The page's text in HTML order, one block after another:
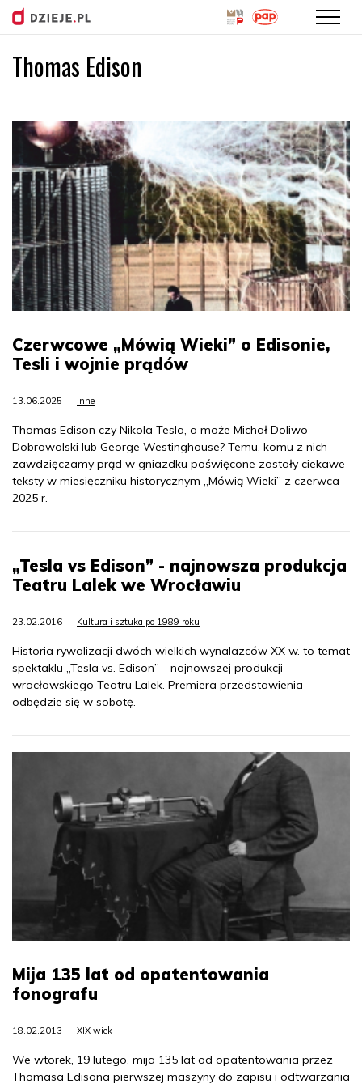
Thomas Edison
Czerwcowe „Mówią Wieki” o Edisonie,
Tesli i wojnie prądów
13.06.2025 Inne
Thomas Edison czy Nikola Tesla, a może Michał Doliwo-
Dobrowolski lub George Westinghouse? Temu, komu z nich
zawdzięczamy prąd w gniazdku poświęcone zostały ciekawe
teksty w miesięczniku historycznym „Mówią Wieki” z czerwca
2025 r.
„Tesla vs Edison” - najnowsza produkcja
Teatru Lalek we Wrocławiu
23.02.2016 Kultura i sztuka po 1989 roku
Historia rywalizacji dwóch wielkich wynalazców XX w. to temat
spektaklu „Tesla vs. Edison” - najnowszej produkcji
wrocławskiego Teatru Lalek. Premiera przedstawienia
odbędzie się w sobotę.
Mija 135 lat od opatentowania
fonografu
18.02.2013 XIX wiek
We wtorek, 19 lutego, mija 135 lat od opatentowania przez
Thomasa Edisona pierwszej maszyny do zapisu i odtwarzania